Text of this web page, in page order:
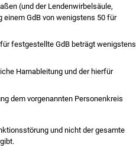
(und der Lendenwirbelsäule,
GdB von wenigstens 50 für
festgestellte GdB beträgt wenigstens
Harnableitung und der hierfür
dem vorgenannten Personenkreis
und nicht der gesamte